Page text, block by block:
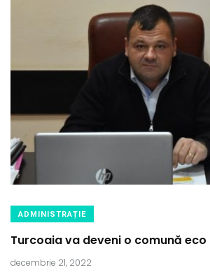
ADMINISTRAȚIE
Turcoaia va deveni o comună eco
decembrie 21, 2022